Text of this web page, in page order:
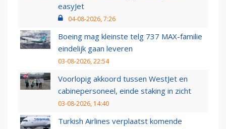
easyJet
04-08-2026, 7:26
Boeing mag kleinste telg 737 MAX-familie
eindelijk gaan leveren
03-08-2026, 22:54
Voorlopig akkoord tussen WestJet en
cabinepersoneel, einde staking in zicht
03-08-2026, 14:40
Turkish Airlines verplaatst komende